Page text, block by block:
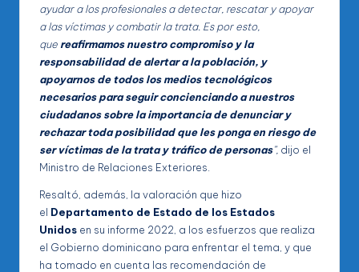
ayudar a los profesionales a detectar, rescatar y apoyar
a las víctimas y combatir la trata. Es por esto,
que reafirmamos nuestro compromiso y la
responsabilidad de alertar a la población, y
apoyarnos de todos los medios tecnológicos
necesarios para seguir concienciando a nuestros
ciudadanos sobre la importancia de denunciar y
rechazar toda posibilidad que les ponga en riesgo de
ser víctimas de la trata y tráfico de personas”, dijo el
Ministro de Relaciones Exteriores.
Resaltó, además, la valoración que hizo
el Departamento de Estado de los Estados
Unidos en su informe 2022, a los esfuerzos que realiza
el Gobierno dominicano para enfrentar el tema, y que
ha tomado en cuenta las recomendación de